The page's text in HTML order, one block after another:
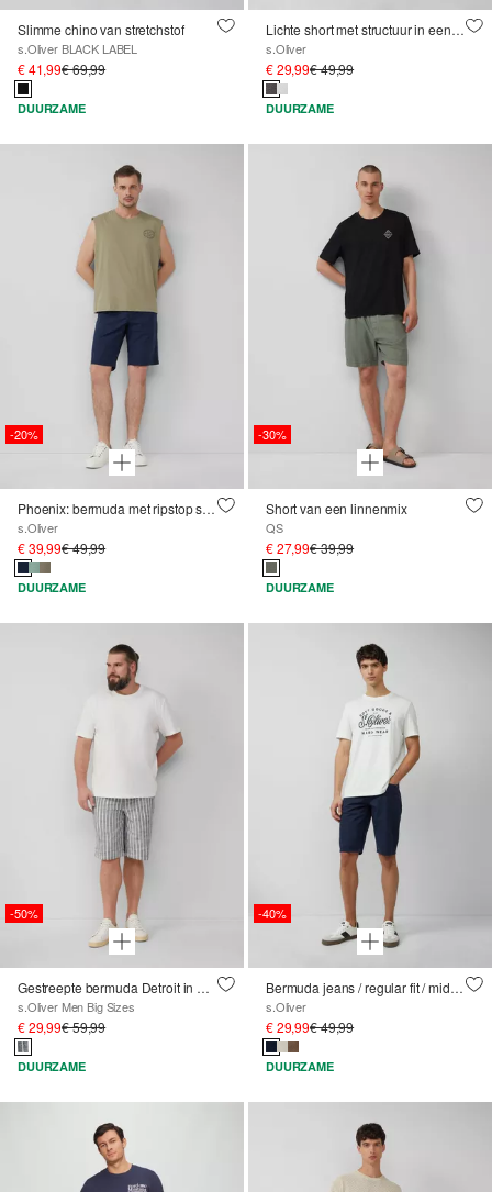
Slimme chino van stretchstof
s.Oliver BLACK LABEL
€ 41,99€ 69,99
DUURZAME
Lichte short met structuur in een relaxed fit
s.Oliver
€ 29,99€ 49,99
DUURZAME
-20%
Phoenix: bermuda met ripstop structuur in worker-stijl
s.Oliver
€ 39,99€ 49,99
DUURZAME
-30%
Short van een linnenmix
QS
€ 27,99€ 39,99
DUURZAME
-50%
Gestreepte bermuda Detroit in een relaxed fit
s.Oliver Men Big Sizes
€ 29,99€ 59,99
DUURZAME
-40%
Bermuda jeans / regular fit / mid rise
s.Oliver
€ 29,99€ 49,99
DUURZAME